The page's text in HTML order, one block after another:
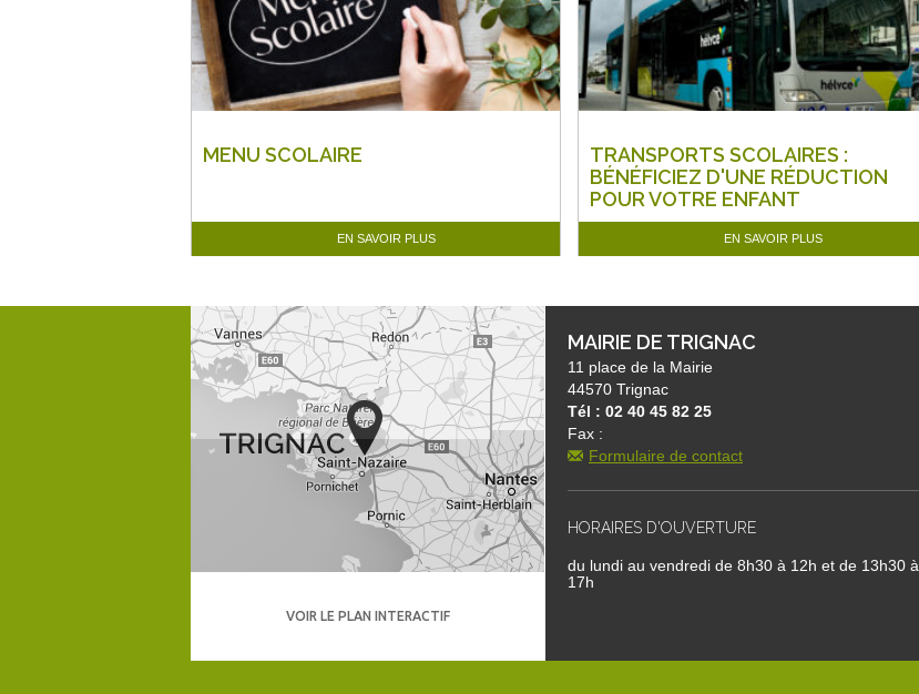
MENU SCOLAIRE
EN SAVOIR PLUS
TRANSPORTS SCOLAIRES :
BÉNÉFICIEZ D'UNE RÉDUCTION
POUR VOTRE ENFANT
EN SAVOIR PLUS
VOIR LE PLAN INTERACTIF
MAIRIE DE TRIGNAC
11 place de la Mairie
44570 Trignac
Tél : 02 40 45 82 25
Fax :
Formulaire de contact
HORAIRES D'OUVERTURE
du lundi au vendredi de 8h30 à 12h et de 13h30 à
17h